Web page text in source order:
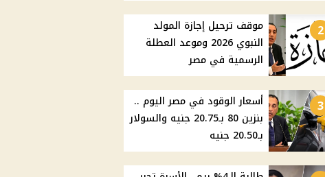
2
موقف ترحيل إجازة المولد
النبوي 2026 وموعد العطلة
الرسمية في مصر
3
أسعار الوقود في مصر اليوم ..
بنزين 80 بـ20.75 جنيه والسولار
بـ20.50 جنيه